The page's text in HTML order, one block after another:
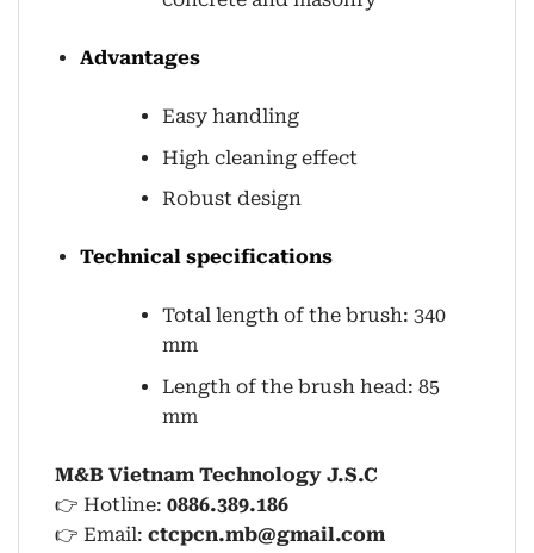
Advantages
Easy handling
High cleaning effect
Robust design
Technical specifications
Total length of the brush: 340
mm
Length of the brush head: 85
mm
M&B Vietnam Technology J.S.C
👉 Hotline: 0886.389.186
👉 Email: ctcpcn.mb@gmail.com